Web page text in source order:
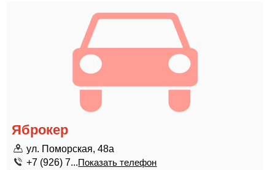
Яброкер
ул. Поморская, 48а
+7 (926) 7...Показать телефон